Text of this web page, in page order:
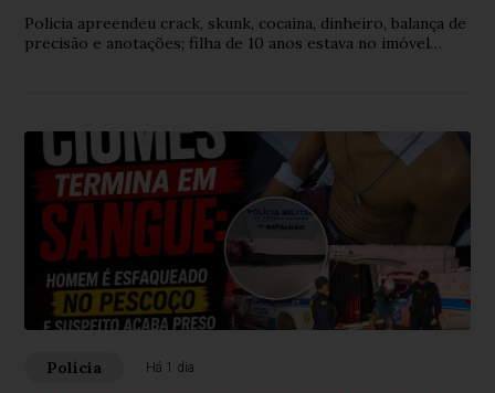
Polícia apreendeu crack, skunk, cocaína, dinheiro, balança de
precisão e anotações; filha de 10 anos estava no imóvel
Polícia Há 1 dia